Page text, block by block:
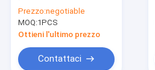
l'alluminio a
macchina delle parti
della bicicletta
Prezzo:negotiable
MOQ:1PCS
Ottieni l'ultimo prezzo
Contattaci